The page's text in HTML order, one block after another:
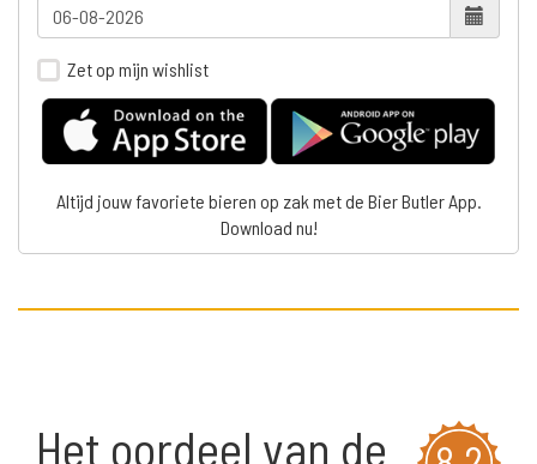
Zet op mijn wishlist
Altijd jouw favoriete bieren op zak met de Bier Butler App.
Download nu!
Het oordeel van de